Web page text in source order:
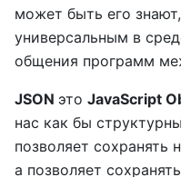
может быть его
универсальным в
общения программ
JSON это JavaScript
нас как бы
позволяет сохранять
а позволяет